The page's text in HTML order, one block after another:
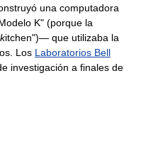
una computadora
K" (porque la
kitchen")— que utilizaba la
Los Laboratorios Bell
investigación a finales de